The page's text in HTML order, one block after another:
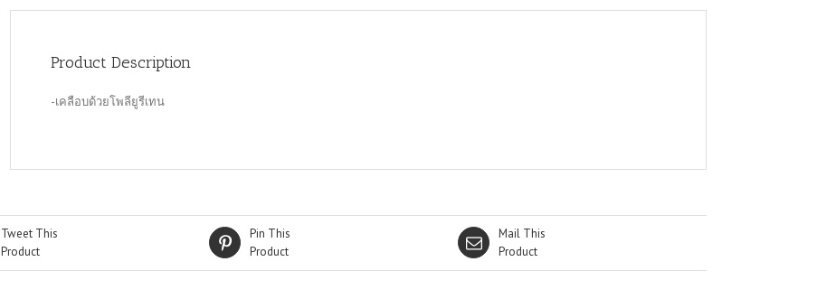
Product Description
-เคลือบด้วยโพลียูรีเทน
Tweet This
Product
Pin This
Product
Mail This
Product